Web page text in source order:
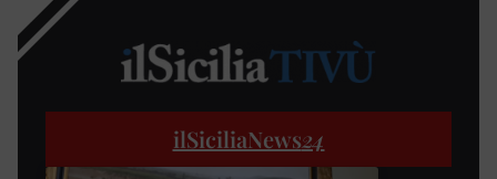
ilSiciliaNews24